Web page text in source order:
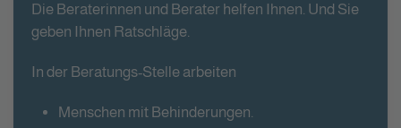
Die Beraterinnen und Berater helfen Ihnen. Und Sie
geben Ihnen Ratschläge.
In der Beratungs-Stelle arbeiten
Menschen mit Behinderungen.